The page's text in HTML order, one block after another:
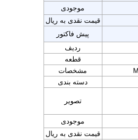
موجودی
قیمت نقدی به ریال
پیش فاکتور
ردیف
قطعه
مشخصات
دسته بندی
تصویر
موجودی
قیمت نقدی به ریال